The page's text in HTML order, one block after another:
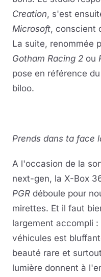
Creation, s'est
Microsoft, conscient
La suite, renommée
Gotham Racing 2 ou
pose en référence
biloo.
Prends dans ta face
A l'occasion de la
next-gen, la X-Box
PGR déboule pour
mirettes. Et il faut
largement accompli
véhicules est
beauté rare et
lumière donnent à